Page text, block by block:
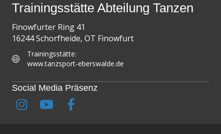
Trainingsstätte Abteilung Tanzen
Finowfurter Ring 41
16244 Schorfheide, OT Finowfurt
Trainingsstätte:
www.tanzsport-eberswalde.de
Social Media Präsenz